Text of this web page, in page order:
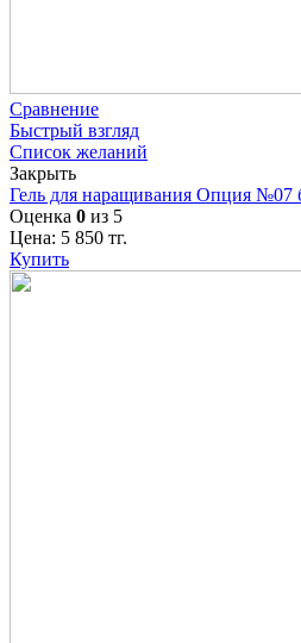
Сравнение
Быстрый взгляд
Список желаний
Закрыть
Гель для наращивания Опция №07
Оценка 0 из 5
Цена: 5 850 тг.
Купить